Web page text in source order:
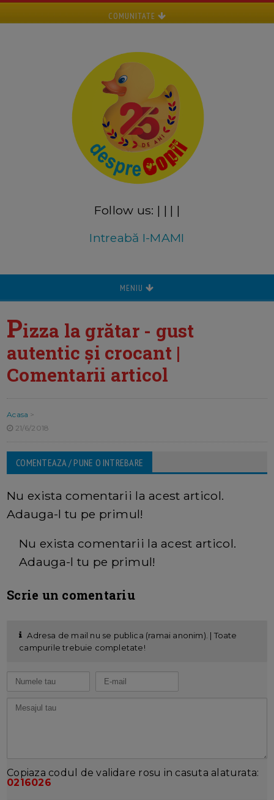
COMUNITATE
Follow us: | | | |
Intreabă I-MAMI
MENIU
Pizza la grătar - gust
autentic și crocant |
Comentarii articol
Acasa >
21/6/2018
COMENTEAZA / PUNE O INTREBARE
Nu exista comentarii la acest articol.
Adauga-l tu pe primul!
Nu exista comentarii la acest articol.
Adauga-l tu pe primul!
Scrie un comentariu
Adresa de mail nu se publica (ramai anonim). | Toate
campurile trebuie completate!
Copiaza codul de validare rosu in casuta alaturata:
0216026